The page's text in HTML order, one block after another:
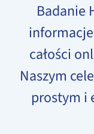
Badanie
całości
Naszym
prostym i